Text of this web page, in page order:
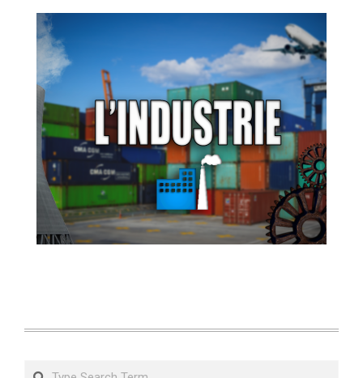
Search